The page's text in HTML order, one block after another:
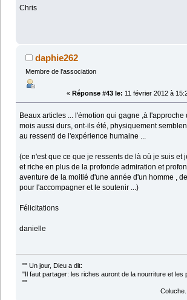
Chris
daphie262
Membre de l'association
« Réponse #43 le: 11 février 2012 à
Beaux articles ... l'émotion qui gagne ,à l'approche
mois aussi durs, ont-ils été, physiquement
au ressenti de l'expérience humaine ...
(ce n'est que ce que je ressents de là où je suis et
et riche en plus de la profonde admiration et
aventure de la moitié d'une année d'un homme ,
pour l'accompagner et le soutenir ...)
Félicitations
danielle
"" Un jour, Dieu a dit:
"Il faut partager: les riches auront de la nourriture et les
""
Coluche.